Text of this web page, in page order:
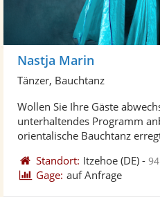
Nastja Marin
Tänzer, Bauchtanz
Wollen Sie Ihre Gäste
unterhaltendes Programm
orientalische Bauchtanz
Standort: Itzehoe (DE) -
Gage: auf Anfrage